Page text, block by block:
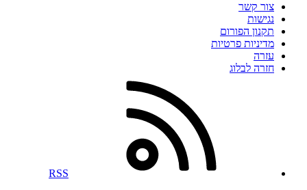
צור קשר
נגישות
תקנון הפורום
מדיניות פרטיות
עזרה
חזרה לבלוג
RSS